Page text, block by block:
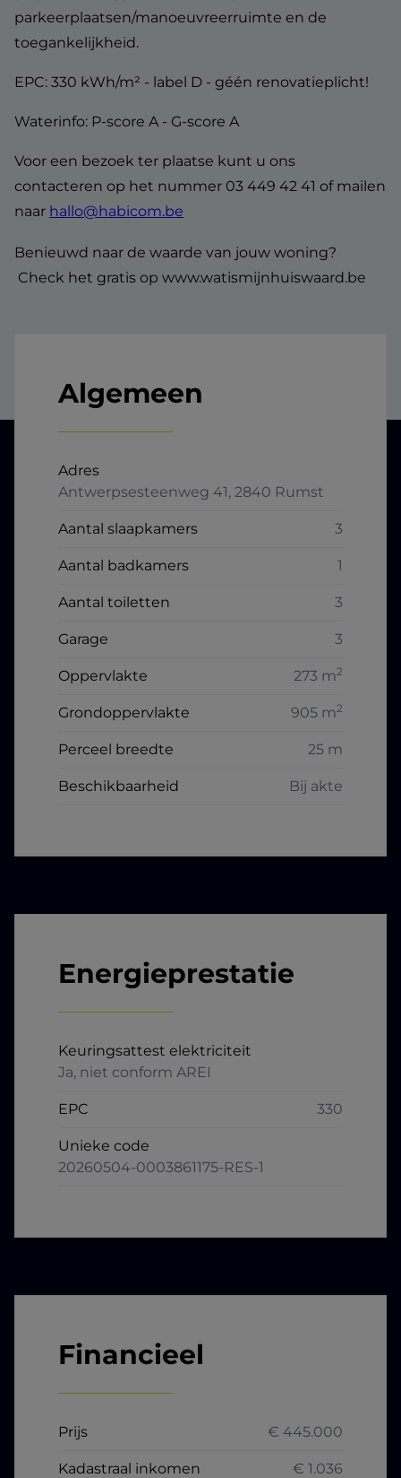
parkeerplaatsen/manoeuvreerruimte en de
toegankelijkheid.
EPC: 330 kWh/m² - label D - géén renovatieplicht!
Waterinfo: P-score A - G-score A
Voor een bezoek ter plaatse kunt u ons
contacteren op het nummer 03 449 42 41 of mailen
naar hallo@habicom.be
Benieuwd naar de waarde van jouw woning?
Check het gratis op www.watismijnhuiswaard.be
Algemeen
Adres
Antwerpsesteenweg 41, 2840 Rumst
Aantal slaapkamers 3
Aantal badkamers 1
Aantal toiletten 3
Garage 3
Oppervlakte 273 m2
Grondoppervlakte 905 m2
Perceel breedte 25 m
Beschikbaarheid Bij akte
Energieprestatie
Keuringsattest elektriciteit
Ja, niet conform AREI
EPC 330
Unieke code
20260504-0003861175-RES-1
Financieel
Prijs € 445.000
Kadastraal inkomen € 1.036